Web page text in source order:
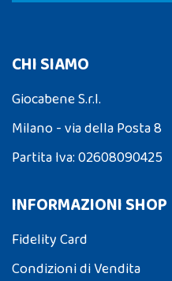
CHI SIAMO
Giocabene S.r.l.
Milano - via della Posta 8
Partita Iva: 02608090425
INFORMAZIONI SHOP
Fidelity Card
Condizioni di Vendita